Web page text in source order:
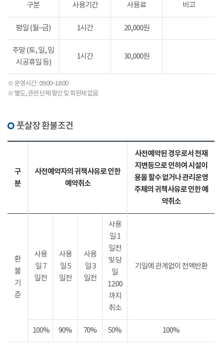
구분 사용기간 사용료 비고
평일 (월~금) 1시간 20,000원
주말 (토, 일, 임
시공휴일 등)
1시간 30,000원
※ 운영시간 : 09:00~18:00
※ 별도, 관련 단체 할인 및 회원제 없음
풋살장 환불조건
구
분
사전예약자의 귀책사유로 인한
예약취소
사전예약된 경우로서 천재
지변등으로 인하여 시설이
용을 할수 없거나 관리운영
주체의 귀책사유로 인한 예
약취소
환
불
기
준
사용
일 7
일전
사용
일 5
일전
사용
일 3
일전
사용
일 1
일전
및 당
일
12:00
까지
취소
기일에 관계없이 전액반환
100% 90% 70% 50% 100%